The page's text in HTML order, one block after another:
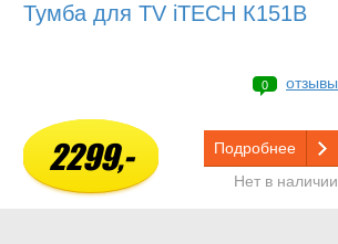
Тумба для TV iTECH К151В
0 отзывы
2299,-
Подробнее
Нет в наличии